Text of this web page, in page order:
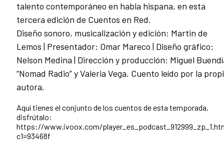
talento contemporáneo en habla hispana, en esta
tercera edición de Cuentos en Red.
Diseño sonoro, musicalización y edición: Martin de
Lemos | Presentador: Omar Mareco | Diseño gráfico:
Nelson Medina | Dirección y producción: Miguel
“Nomad Radio” y Valeria Vega. Cuento leído por la
autora.
Aquí tienes el conjunto de los cuentos de esta temporada,
disfrútalo:
https://www.ivoox.com/
c1=93468f